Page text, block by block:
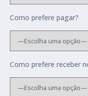
Como prefere pagar?
Como prefere receber